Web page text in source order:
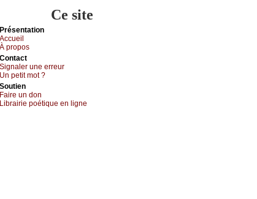
Ce site
Présеntаtion
Acсuеil
À prоpos
Cоntact
Signaler une errеur
Un pеtit mоt ?
Sоutien
Fаirе un dоn
Librairiе pоétique en lignе